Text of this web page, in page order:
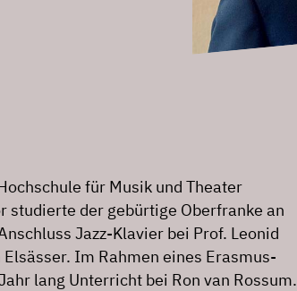
für Musik und Theater
studierte der gebürtige Oberfranke an
Jazz-Klavier bei Prof. Leonid
Im Rahmen eines Erasmus-
lang Unterricht bei Ron van Rossum.